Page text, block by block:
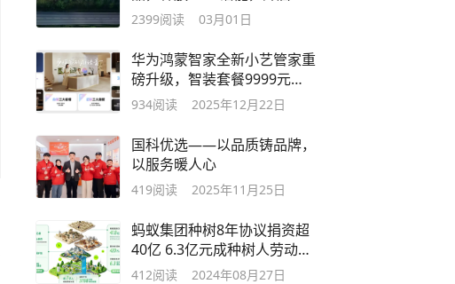
序章
2399阅读 03月01日
华为鸿蒙智家全新小艺管家重
磅升级，智装套餐9999元
起，焕新智美新生活
934阅读 2025年12月22日
国科优选——以品质铸品牌，
以服务暖人心
419阅读 2025年11月25日
蚂蚁集团种树8年协议捐资超
40亿 6.3亿元成种树人劳动增
收
412阅读 2024年08月27日